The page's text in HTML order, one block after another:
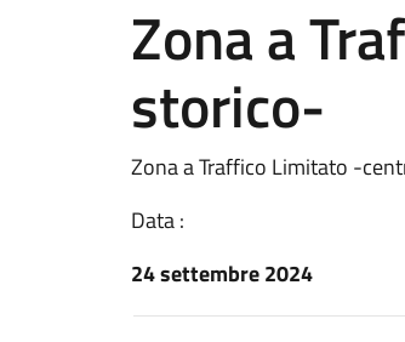
Zona a
storico-
Zona a Traffico Limitato -
Data :
24 settembre 2024